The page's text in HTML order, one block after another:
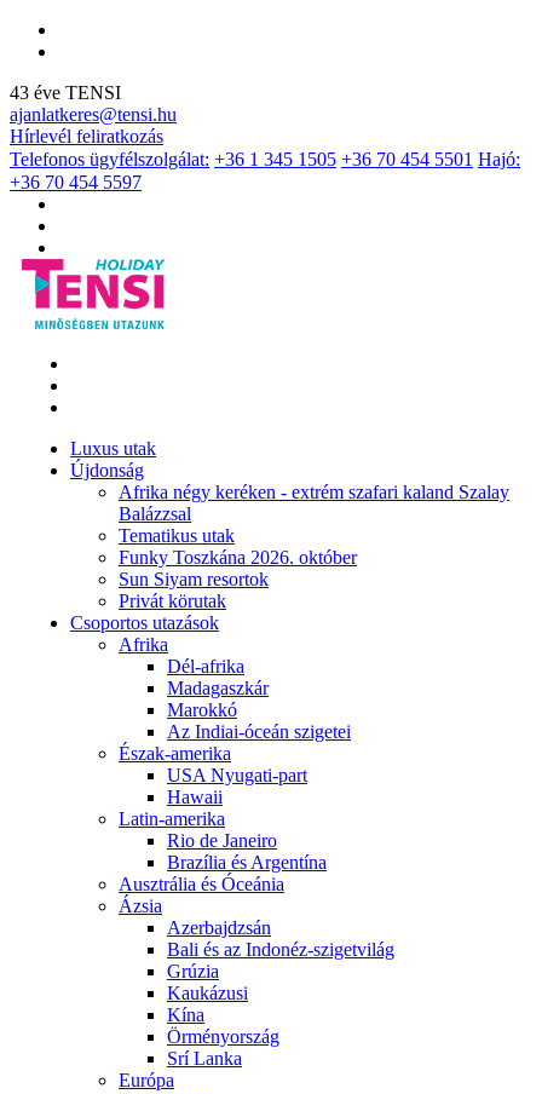
43 éve TENSI
ajanlatkeres@tensi.hu
Hírlevél feliratkozás
Telefonos ügyfélszolgálat: +36 1 345 1505 +36 70 454 5501 Hajó:
+36 70 454 5597
Luxus utak
Újdonság
Afrika négy keréken - extrém szafari kaland Szalay
Balázzsal
Tematikus utak
Funky Toszkána 2026. október
Sun Siyam resortok
Privát körutak
Csoportos utazások
Afrika
Dél-afrika
Madagaszkár
Marokkó
Az Indiai-óceán szigetei
Észak-amerika
USA Nyugati-part
Hawaii
Latin-amerika
Rio de Janeiro
Brazília és Argentína
Ausztrália és Óceánia
Ázsia
Azerbajdzsán
Bali és az Indonéz-szigetvilág
Grúzia
Kaukázusi
Kína
Örményország
Srí Lanka
Európa